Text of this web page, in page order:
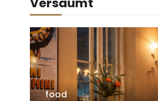
food